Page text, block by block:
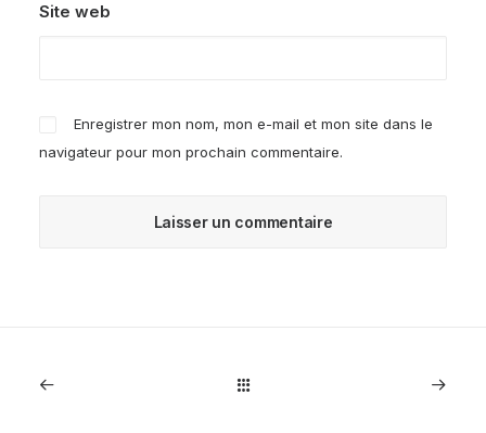
Site web
Enregistrer mon nom, mon e-mail et mon site dans le
navigateur pour mon prochain commentaire.